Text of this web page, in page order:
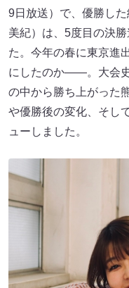
9日放送）で、優勝し
美紀）は、5度目の決
た。今年の春に東京進
にしたのか――。大会
の中から勝ち上がった
や優勝後の変化、そし
ューしました。